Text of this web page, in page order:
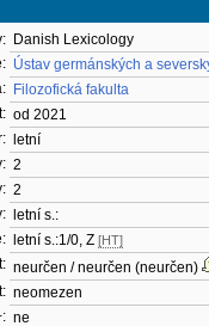
Danish Lexicology
Ústav germánských a
Filozofická fakulta
od 2021
letní
2
2
letní s.:
letní s.:1/0, Z [HT]
neurčen / neurčen (neurčen)
neomezen
ne